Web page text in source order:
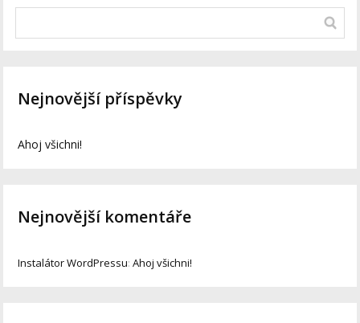
Nejnovější příspěvky
Ahoj všichni!
Nejnovější komentáře
Instalátor WordPressu:Ahoj všichni!